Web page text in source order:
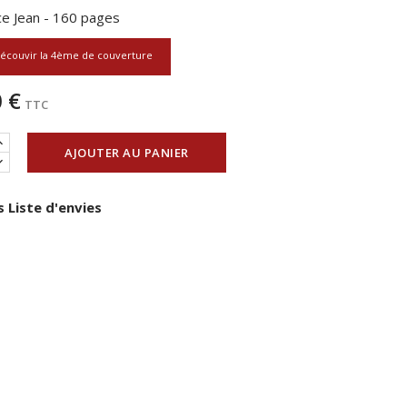
Jean - 160 pages
la 4ème de couverture
€ TTC
AJOUTER AU PANIER
Liste d'envies